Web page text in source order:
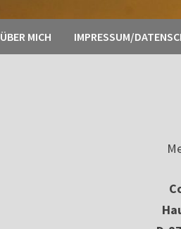
ÜBER MICH IMPRESSUM/